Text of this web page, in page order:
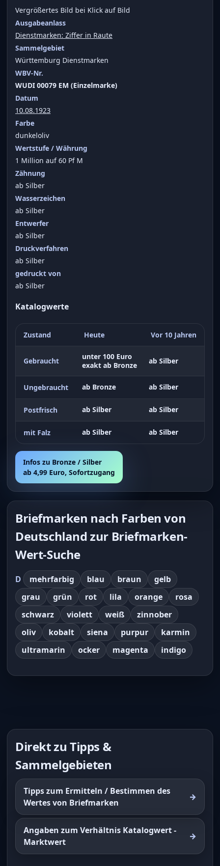
Vergrößertes Bild bei Klick auf Bild
Ausgabeanlass
Dienstmarken: Ziffer in Raute
Sammelgebiet
Württemburg Dienstmarken
WBV-Nr.
WUDI 00079 EM (Einzelmarke)
Datum
10.08.1923
Farbe
dunkeloliv
Wertstufe / Währung
1 Million auf 60 Pf M
Zähnung
ab Silber
Wasserzeichen
ab Silber
Entwerfer
ab Silber
Druckverfahren
ab Silber
gedruckt von
ab Silber
Katalogwerte
Zustand Heute Vor 10 Jahren
Gebraucht
unter 100 Euro
exakt ab Bronze
ab Silber
Ungebraucht ab Bronze ab Silber
Postfrisch ab Silber ab Silber
mit Falz ab Silber ab Silber
Infos zu Bronze / Silber
ab 4,99 Euro, Sofortzugang
Briefmarken nach Farben von
Deutschland zur Briefmarken-
Wert-Suche
D mehrfarbig blau braun
gelb
grau
grün rot lila orange
rosa
schwarz
violett weiß
zinnober
oliv
kobalt siena purpur
karmin
ultramarin
ocker magenta indigo
Direkt zu Tipps &
Sammelgebieten
Tipps zum Ermitteln / Bestimmen des
Wertes von Briefmarken
Angaben zum Verhältnis Katalogwert -
Marktwert